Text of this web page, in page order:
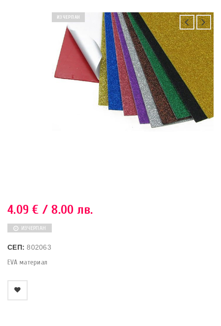
ИЗЧЕРПАН
4.09€ / 8.00 лв.
ИЗЧЕРПАН
СЕП:802063
EVA материал